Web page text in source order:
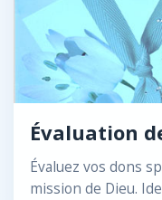
Évaluation
Évaluez vos dons
mission de Dieu.